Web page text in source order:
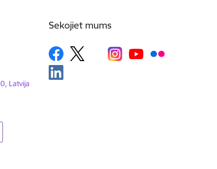
Latvija
Sekojiet mums